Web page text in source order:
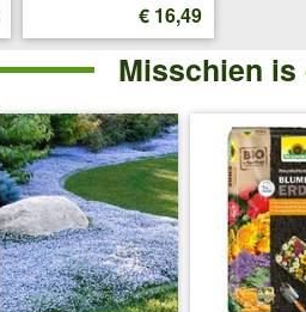
€ 16,49
Misschien